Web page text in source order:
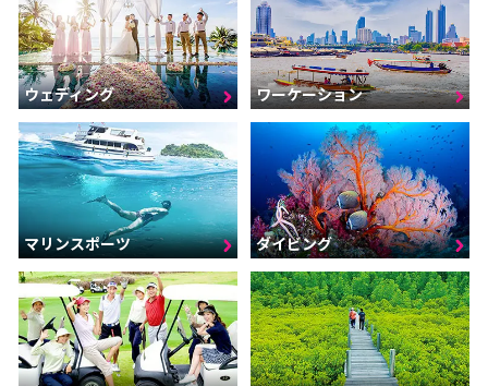
ウェディング ワーケーション
マリンスポーツ ダイビング